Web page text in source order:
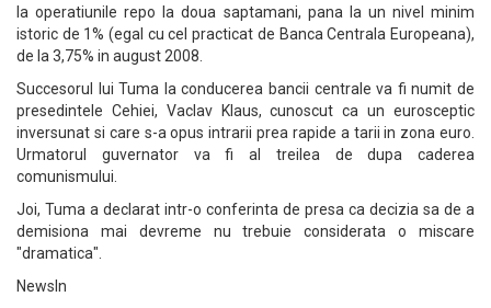
la operatiunile repo la doua saptamani, pana la un nivel minim
istoric de 1% (egal cu cel practicat de Banca Centrala Europeana),
de la 3,75% in august 2008.
Succesorul lui Tuma la conducerea bancii centrale va fi numit de
presedintele Cehiei, Vaclav Klaus, cunoscut ca un eurosceptic
inversunat si care s-a opus intrarii prea rapide a tarii in zona euro.
Urmatorul guvernator va fi al treilea de dupa caderea
comunismului.
Joi, Tuma a declarat intr-o conferinta de presa ca decizia sa de a
demisiona mai devreme nu trebuie considerata o miscare
"dramatica".
NewsIn